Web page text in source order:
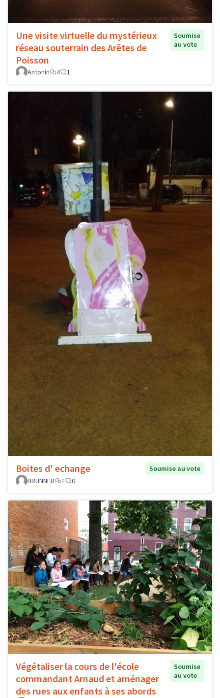
Une visite virtuelle du mystérieux
réseau souterrain des Arêtes de
Poisson
Soumise
au vote
Antonin 4 1
Boites d' echange
Soumise au vote
BRUNNER
1 0
Végétaliser la cours de l'école
commandant Arnaud et aménager
des rues aux enfants à ses abords
Soumise
au vote